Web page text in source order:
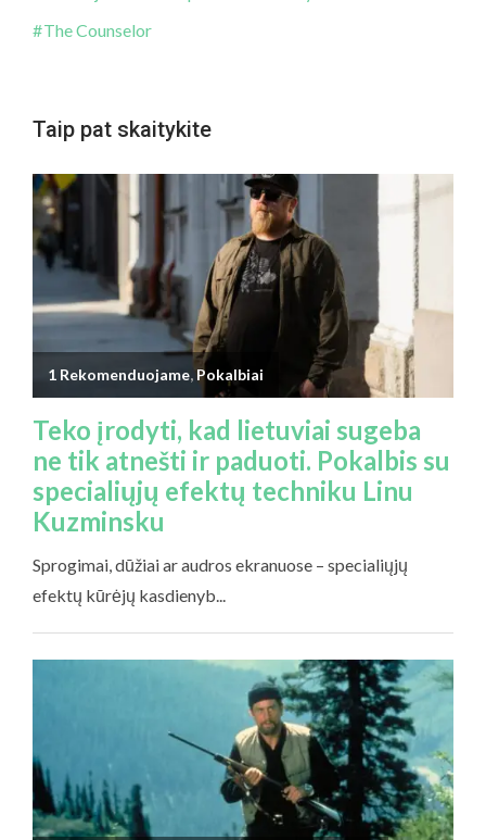
The Counselor
Taip pat skaitykite